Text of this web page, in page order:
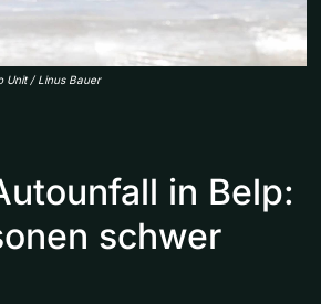
Unit / Linus Bauer
in Belp:
schwer